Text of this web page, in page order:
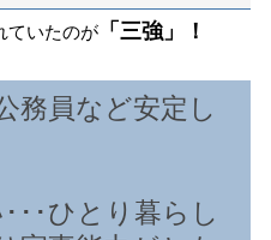
ていたのが「三強」！
務員など安定し
･･ひとり暮らし